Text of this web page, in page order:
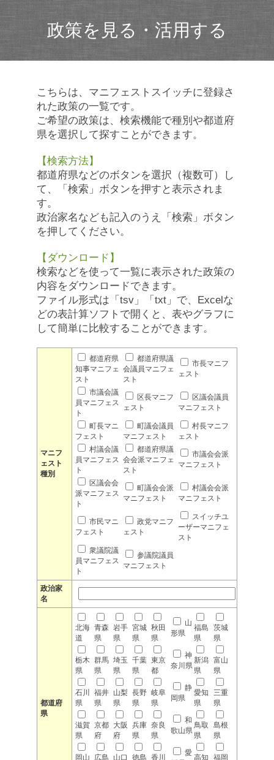
政策を見る・活用する
こちらは、マニフェストスイッチに登録さ
れた政策の一覧です。
ご希望の政策は、検索機能で種別や都道府
県を選択して探すことができます。
【検索方法】
都道府県などのボタンを選択（複数可）し
て、「検索」ボタンを押すと表示されま
す。
政治家名なども記入のうえ「検索」ボタン
を押してください。
【ダウンロード】
検索などを使って一覧に表示された政策の
内容をダウンロードできます。
ファイル形式は「tsv」「txt」で、Excelな
どの表計算ソフトで開くと、表やグラフに
して簡単に比較することができます。
マニフ
ェスト
種別
都道府県
知事マニフェ
スト
都道府県議
会議員マニフェ
スト
市長マニフ
ェスト
市議会議
員マニフェス
ト
区長マニフ
ェスト
区議会議員
マニフェスト
町長マニ
フェスト
町議会議員
マニフェスト
村長マニフ
ェスト
村議会議
員マニフェス
ト
都道府県議
会会派マニフェ
スト
市議会会派
マニフェスト
区議会会
派マニフェス
ト
町議会会派
マニフェスト
村議会会派
マニフェスト
市民マニ
フェスト
政党マニフ
ェスト
スイッチユ
ーザーマニフェ
スト
衆議院議
員マニフェス
ト
参議院議員
マニフェスト
政治家
名
都道府
県
北海
道
青森
県
岩手
県
宮城
県
秋田
県
山
形県
福島
県
茨城
県
栃木
県
群馬
県
埼玉
県
千葉
県
東京
都
神
奈川県
新潟
県
富山
県
石川
県
福井
県
山梨
県
長野
県
岐阜
県
静
岡県
愛知
県
三重
県
滋賀
県
京都
府
大阪
府
兵庫
県
奈良
県
和
歌山県
鳥取
県
島根
県
岡山
広島
山口
徳島 香川
愛
高知
福岡